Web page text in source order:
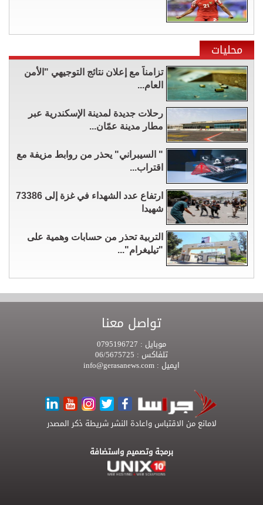
محليات
تزامناً مع إعلان نتائج التوجيهي "الأمن
العام...
رحلات جديدة لمدينة الإسكندرية عبر
مطار مدينة عمّان...
" السيبراني" يحذر من روابط مزيفة مع
اقتراب...
ارتفاع عدد الشهداء في غزة إلى 73386
شهيدا
التربية تحذر من حسابات وهمية على
"تيليغرام"...
تواصل معنا
موبايل :
تلفاكس :
ايميل :
لامانع من الاقتباس واعادة النشر شريطة ذكر المصدر
برمجة وتصميم واستضافة